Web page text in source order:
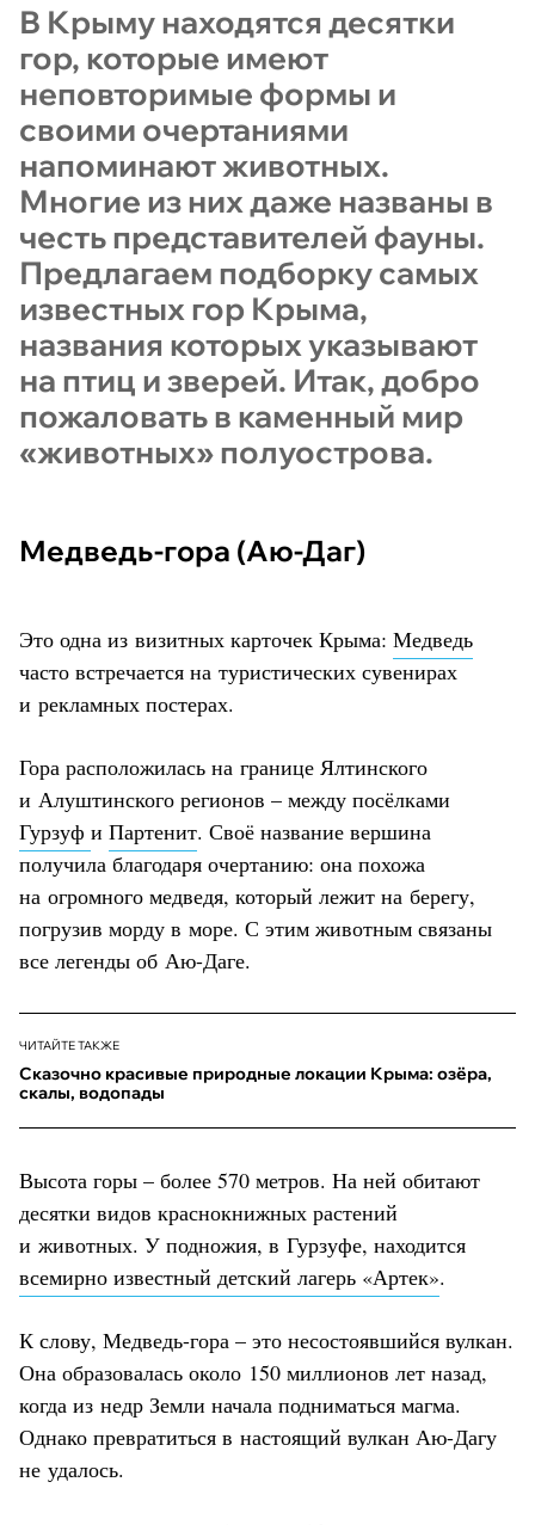
В Крыму находятся десятки
гор, которые имеют
неповторимые формы и
своими очертаниями
напоминают животных.
Многие из них даже названы в
честь представителей фауны.
Предлагаем подборку самых
известных гор Крыма,
названия которых указывают
на птиц и зверей. Итак, добро
пожаловать в каменный мир
«животных» полуострова.
Медведь-гора (Аю-Даг)
Это одна из визитных карточек Крыма: Медведь
часто встречается на туристических сувенирах
и рекламных постерах.
Гора расположилась на границе Ялтинского
и Алуштинского регионов – между посёлками
Гурзуф и Партенит. Своё название вершина
получила благодаря очертанию: она похожа
на огромного медведя, который лежит на берегу,
погрузив морду в море. С этим животным связаны
все легенды об Аю-Даге.
ЧИТАЙТЕ ТАКЖЕ
Сказочно красивые природные локации Крыма: озёра,
скалы, водопады
Высота горы – более 570 метров. На ней обитают
десятки видов краснокнижных растений
и животных. У подножия, в Гурзуфе, находится
всемирно известный детский лагерь «Артек».
К слову, Медведь-гора – это несостоявшийся вулкан.
Она образовалась около 150 миллионов лет назад,
когда из недр Земли начала подниматься магма.
Однако превратиться в настоящий вулкан Аю-Дагу
не удалось.